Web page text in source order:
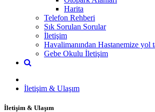
Harita
Telefon Rehberi
Sık Sorulan Sorular
İletişim
Havalimanından Hastanemize yol
Gebe Okulu İletişim
İletişim & Ulaşım
İletişim & Ulaşım